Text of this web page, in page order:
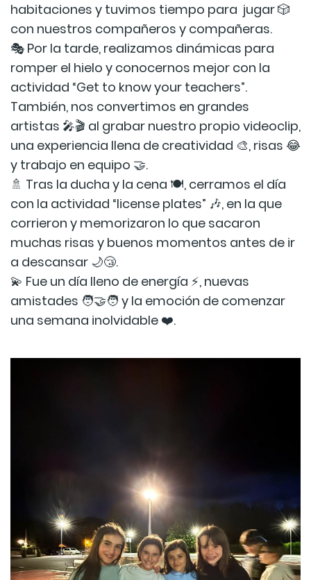
habitaciones y tuvimos tiempo para jugar 🎲
con nuestros compañeros y compañeras.
🎭 Por la tarde, realizamos dinámicas para
romper el hielo y conocernos mejor con la
actividad “Get to know your teachers”.
También, nos convertimos en grandes
artistas 🎤🎬 al grabar nuestro propio videoclip,
una experiencia llena de creatividad 🎨, risas 😂
y trabajo en equipo 🤝.
🚿 Tras la ducha y la cena 🍽️, cerramos el día
con la actividad “license plates” 🎶, en la que
corrieron y memorizaron lo que sacaron
muchas risas y buenos momentos antes de ir
a descansar 🌙😴.
💫 Fue un día lleno de energía ⚡, nuevas
amistades 🧑‍🤝‍🧑 y la emoción de comenzar
una semana inolvidable ❤️.